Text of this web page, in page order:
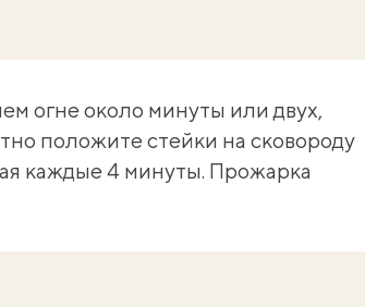
огне около минуты или двух,
положите стейки на сковороду
каждые 4 минуты. Прожарка